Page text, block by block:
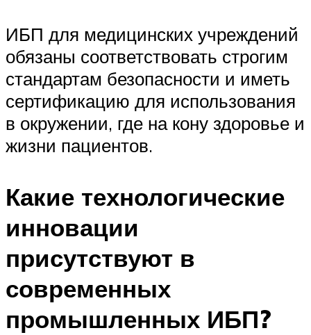
ИБП для медицинских учреждений
обязаны соответствовать строгим
стандартам безопасности и иметь
сертификацию для использования
в окружении, где на кону здоровье и
жизни пациентов.
Какие технологические
инновации
присутствуют в
современных
промышленных ИБП?